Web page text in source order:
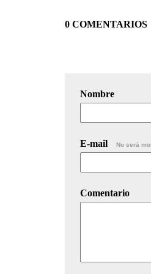
0 COMENTARIOS
Nombre
E-mail No será
Comentario